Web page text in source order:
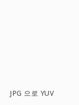
JPG 으로 YUV